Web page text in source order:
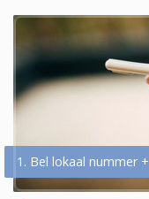
1. Bel lokaal nummer +